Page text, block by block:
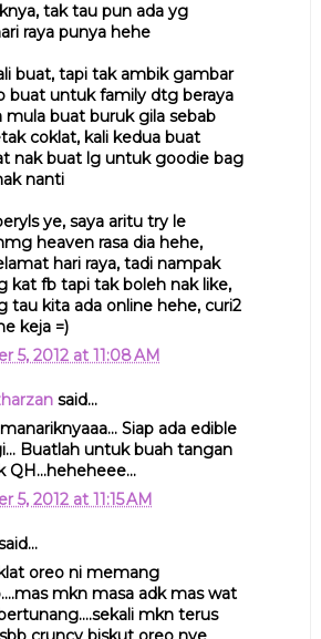
tak tau pun ada yg
raya punya hehe
buat, tapi tak ambik gambar
buat untuk family dtg beraya
mula buat buruk gila sebab
coklat, kali kedua buat
nak buat lg untuk goodie bag
nanti
ye, saya aritu try le
heaven rasa dia hehe,
hari raya, tadi nampak
kat fb tapi tak boleh nak like,
tau kita ada online hehe, curi2
keja =)
5, 2012 at 11:08 AM
said...
Siap ada edible
Buatlah untuk buah tangan
QH...heheheee...
5, 2012 at 11:15 AM
oreo ni memang
mkn masa adk mas wat
mkn terus